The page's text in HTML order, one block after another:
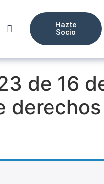
Hazte
Socio
de 16